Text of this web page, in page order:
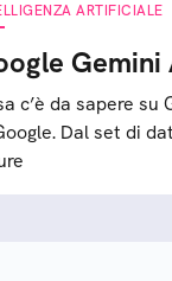
ARTIFICIALE
Gemini
c’è da sapere
Dal set di